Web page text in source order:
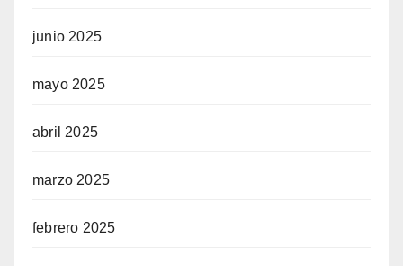
junio 2025
mayo 2025
abril 2025
marzo 2025
febrero 2025